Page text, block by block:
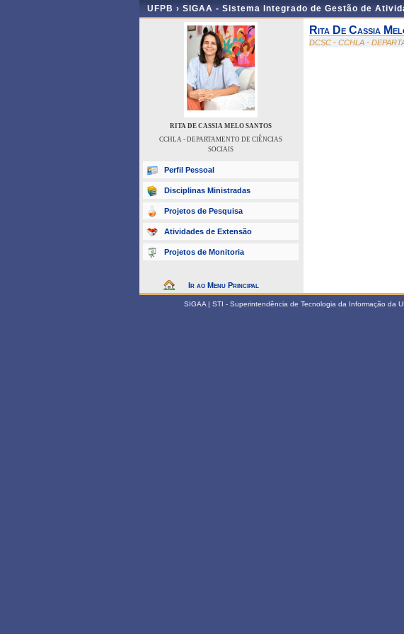
UFPB › SIGAA - Sistema Integrado de Gestão de
RITA DE CASSIA MELO SANTOS
CCHLA - DEPARTAMENTO DE CIÊNCIAS
SOCIAIS
Perfil Pessoal
Disciplinas Ministradas
Projetos de Pesquisa
Atividades de Extensão
Projetos de Monitoria
Ir ao Menu Principal
Rita De Cassia
DCSC - CCHLA -
SIGAA | STI - Superintendência de Tecnologia da Informação da